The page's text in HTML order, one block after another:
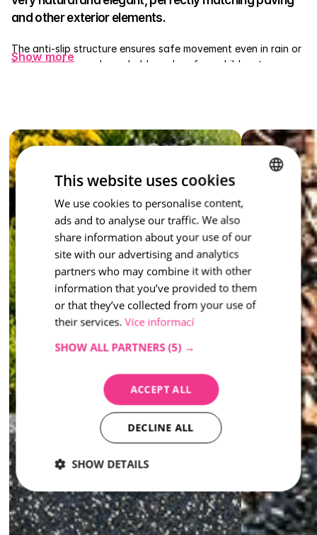
and other exterior elements.
The anti-slip structure ensures safe movement even in rain or
frost, which every household member, from children to
A washed stair tread is not just a practical element – it is a
stylish accessory that enhances the overall character of your
outdoor space.
Show more
inspiration - Washed CZECH
This website uses cookies
We use cookies to personalise content,
ads and to analyse our traffic. We also
share information about your use of our
site with our advertising and analytics
partners who may combine it with other
information that you’ve provided to them
or that they’ve collected from your use of
their services. Více informací
SHOW ALL PARTNERS (5) →
ACCEPT ALL
DECLINE ALL
SHOW DETAILS
Strictly
necessary
Performance Targeting